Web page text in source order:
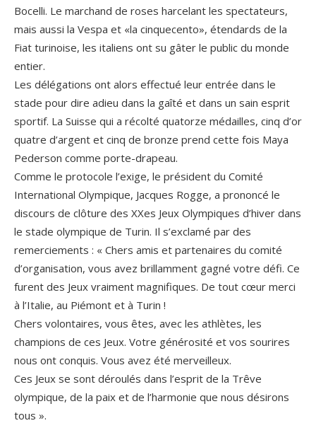
Bocelli. Le marchand de roses harcelant les spectateurs,
mais aussi la Vespa et «la cinquecento», étendards de la
Fiat turinoise, les italiens ont su gâter le public du monde
entier.
Les délégations ont alors effectué leur entrée dans le
stade pour dire adieu dans la gaîté et dans un sain esprit
sportif. La Suisse qui a récolté quatorze médailles, cinq d’or
quatre d’argent et cinq de bronze prend cette fois Maya
Pederson comme porte-drapeau.
Comme le protocole l’exige, le président du Comité
International Olympique, Jacques Rogge, a prononcé le
discours de clôture des XXes Jeux Olympiques d’hiver dans
le stade olympique de Turin. Il s’exclamé par des
remerciements : « Chers amis et partenaires du comité
d’organisation, vous avez brillamment gagné votre défi. Ce
furent des Jeux vraiment magnifiques. De tout cœur merci
à l’Italie, au Piémont et à Turin !
Chers volontaires, vous êtes, avec les athlètes, les
champions de ces Jeux. Votre générosité et vos sourires
nous ont conquis. Vous avez été merveilleux.
Ces Jeux se sont déroulés dans l’esprit de la Trêve
olympique, de la paix et de l’harmonie que nous désirons
tous ».